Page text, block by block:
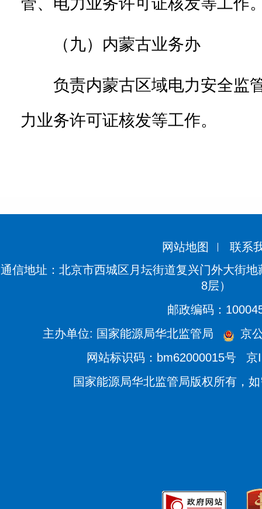
（九）内蒙古业务办
负责内蒙古区域电力安全监
力业务许可证核发等工作。
网站地图
联系
通信地址：北京市西城区月坛街道复兴门外大街
8层）
邮政编码：
主办单位: 国家能源局华北监管局
京
网站标识码：bm62000015号
京
国家能源局华北监管局版权所有，